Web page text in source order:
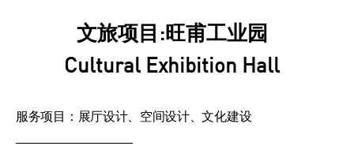
文旅项目:旺甫工业园
Cultural Exhibition Hall
服务项目：展厅设计、空间设计、文化建设